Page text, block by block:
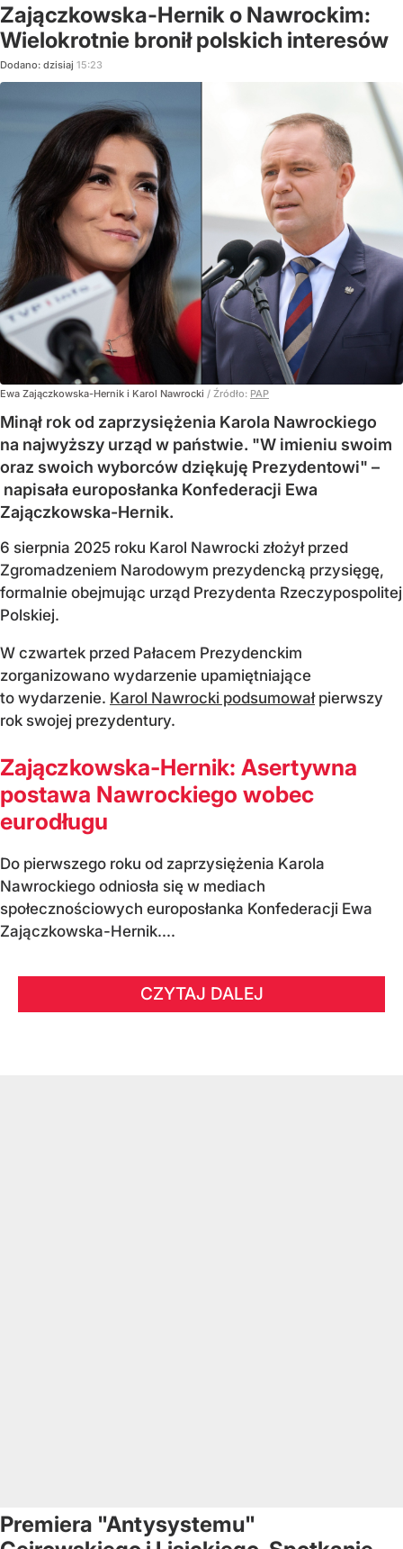
Zajączkowska-Hernik o Nawrockim:
Wielokrotnie bronił polskich interesów
Dodano: dzisiaj 15:23
Ewa Zajączkowska-Hernik i Karol Nawrocki / Źródło: PAP
Minął rok od zaprzysiężenia Karola Nawrockiego
na najwyższy urząd w państwie. "W imieniu swoim
oraz swoich wyborców dziękuję Prezydentowi" –
napisała europosłanka Konfederacji Ewa
Zajączkowska-Hernik.
6 sierpnia 2025 roku Karol Nawrocki złożył przed
Zgromadzeniem Narodowym prezydencką przysięgę,
formalnie obejmując urząd Prezydenta Rzeczypospolitej
Polskiej.
W czwartek przed Pałacem Prezydenckim
zorganizowano wydarzenie upamiętniające
to wydarzenie. Karol Nawrocki podsumowałpierwszy
rok swojej prezydentury.
Zajączkowska-Hernik: Asertywna
postawa Nawrockiego wobec
eurodługu
Do pierwszego roku od zaprzysiężenia Karola
Nawrockiego odniosła się w mediach
społecznościowych europosłanka Konfederacji Ewa
Zajączkowska-Hernik....
CZYTAJ DALEJ
Premiera "Antysystemu"